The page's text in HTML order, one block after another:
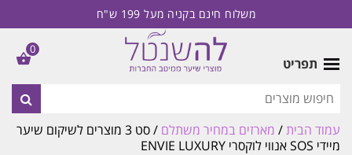
משלוח חינם בקניה מעל 199 ש"ח
תפריט
עמוד הבית/ מארזים במחיר משתלם
/ סט 3 מוצרים לשיקום שיער
מיידי SOS אנווי לוקסרי ENVIE LUXURY
0